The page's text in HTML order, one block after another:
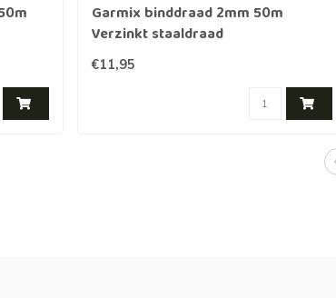
Garmix binddraad 2mm 50m
Verzinkt staaldraad
€11,95